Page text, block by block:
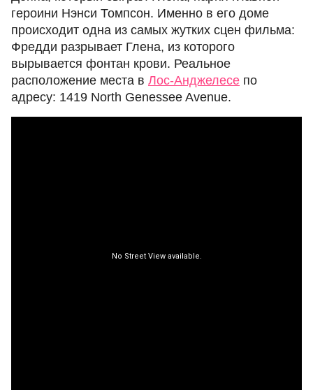
героини Нэнси Томпсон. Именно в его доме
происходит одна из самых жутких сцен фильма:
Фредди разрывает Глена, из которого
вырывается фонтан крови. Реальное
расположение места в Лос-Анджелесе по
адресу: 1419 North Genessee Avenue.